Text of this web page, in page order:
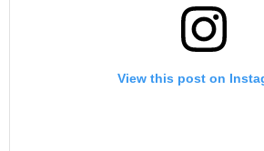
View this post on